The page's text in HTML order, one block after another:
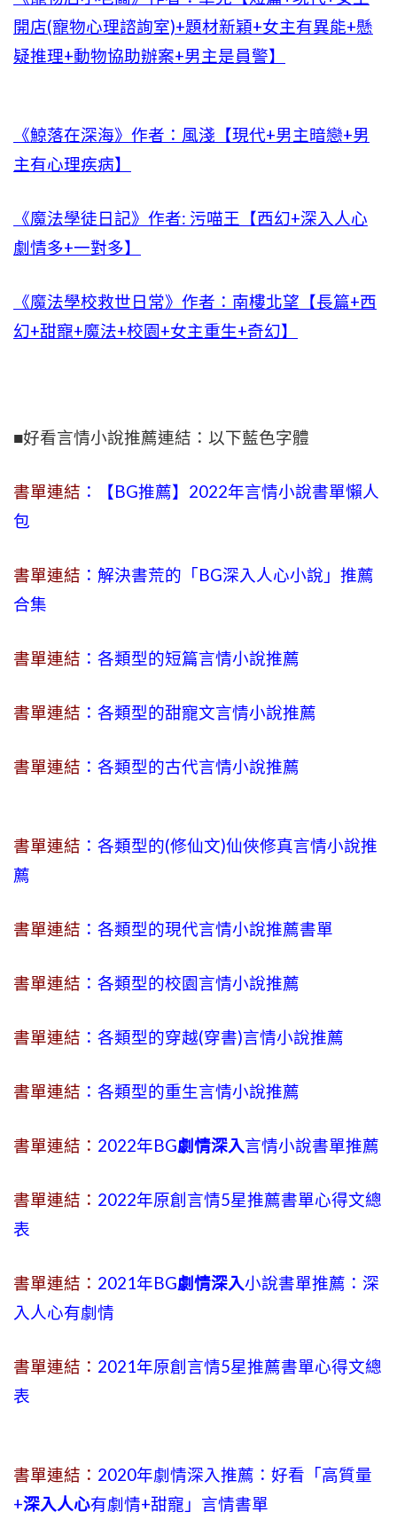
開店(寵物心理諮詢室)+題材新穎+女主有異能+懸
疑推理+動物協助辦案+男主是員警】
《鯨落在深海》作者：風淺【現代+男主暗戀+男
主有心理疾病】
《魔法學徒日記》作者: 污喵王【西幻+深入人心
劇情多+一對多】
《魔法學校救世日常》作者：南樓北望【長篇+西
幻+甜寵+魔法+校園+女主重生+奇幻】
■好看言情小說推薦連結：以下藍色字體
書單連結 ：【BG推薦】2022年言情小說書單懶人
包
書單連結 ：解決書荒的「BG深入人心小說」推薦
合集
書單連結 ：各類型的短篇言情小說推薦
書單連結 ：各類型的甜寵文言情小說推薦
書單連結 ：各類型的古代言情小說推薦
書單連結 ：各類型的(修仙文)仙俠修真言情小說推
薦
書單連結 ：各類型的現代言情小說推薦書單
書單連結 ：各類型的校園言情小說推薦
書單連結 ：各類型的穿越(穿書)言情小說推薦
書單連結 ：各類型的重生言情小說推薦
書單連結： 2022年BG劇情深入言情小說書單推薦
書單連結： 2022年原創言情5星推薦書單心得文總
表
書單連結： 2021年BG劇情深入小說書單推薦：深
入人心有劇情
書單連結： 2021年原創言情5星推薦書單心得文總
表
書單連結： 2020年劇情深入推薦：好看「高質量
+深入人心有劇情+甜寵」言情書單